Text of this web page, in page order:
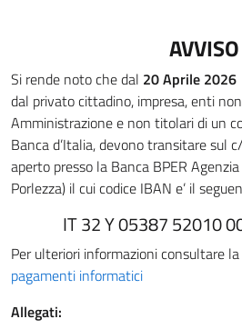
AVVISO
Si rende noto che dal 20 Aprile 2026
dal privato cittadino, impresa, enti
Amministrazione e non titolari di un
Banca d’Italia, devono transitare sul
aperto presso la Banca BPER
Porlezza) il cui codice IBAN e’ il
IT 32 Y 05387 52010
Per ulteriori informazioni consultare
pagamenti informatici
Allegati: